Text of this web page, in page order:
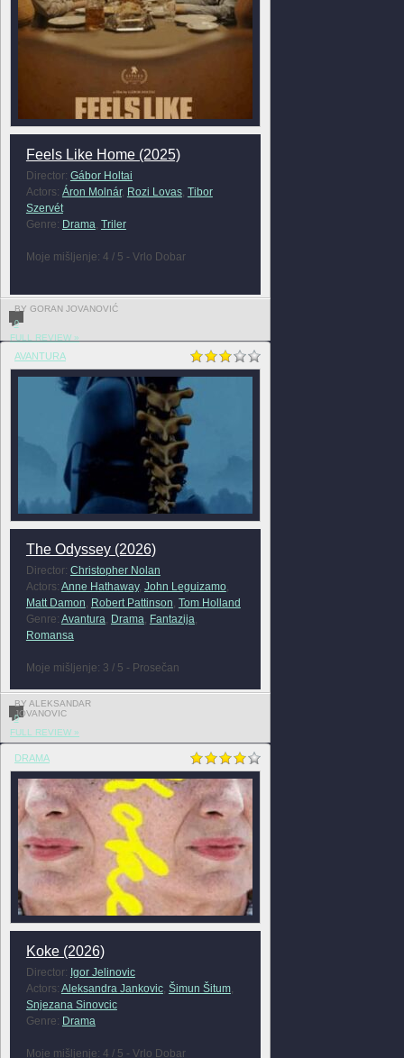
Feels Like Home (2025)
Director: Gábor Holtai
Actors: Áron Molnár, Rozi Lovas, Tibor
Szervét
Genre: Drama, Triler
Moje mišljenje: 4 / 5 - Vrlo Dobar
BY GORAN JOVANOVIĆ
0
FULL REVIEW »
AVANTURA
The Odyssey (2026)
Director: Christopher Nolan
Actors: Anne Hathaway, John Leguizamo,
Matt Damon, Robert Pattinson, Tom Holland
Genre: Avantura, Drama, Fantazija,
Romansa
Moje mišljenje: 3 / 5 - Prosečan
BY ALEKSANDAR
JOVANOVIC
0
FULL REVIEW »
DRAMA
Koke (2026)
Director: Igor Jelinovic
Actors: Aleksandra Jankovic, Šimun Šitum,
Snjezana Sinovcic
Genre: Drama
Moje mišljenje: 4 / 5 - Vrlo Dobar